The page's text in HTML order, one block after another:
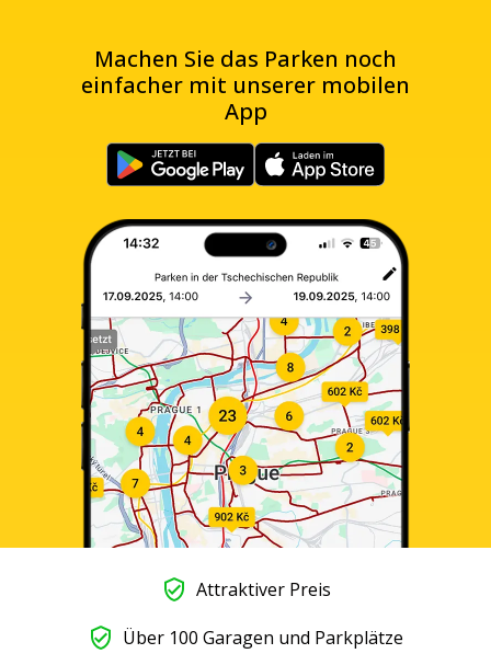
Machen Sie das Parken noch
einfacher mit unserer mobilen
App
Attraktiver Preis
Über 100 Garagen und Parkplätze